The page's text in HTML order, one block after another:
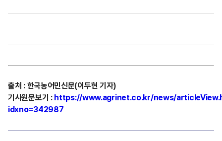
출처 : 한국농어민신문(이두현 기자)
기사원문보기 : https://www.agrinet.co.kr/news/
idxno=342987